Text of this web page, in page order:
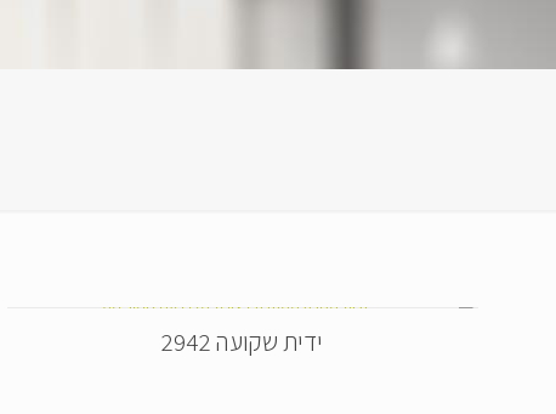
ידית שקועה 2942